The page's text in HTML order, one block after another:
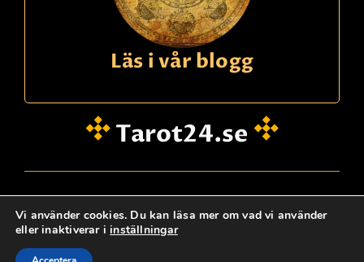
Läs i vår blogg
Tarot24.se
hei@dinklarsynte.no
Personskydd
Vi använder cookies. Du kan läsa mer om vad vi använder
eller inaktiverar iinställningar